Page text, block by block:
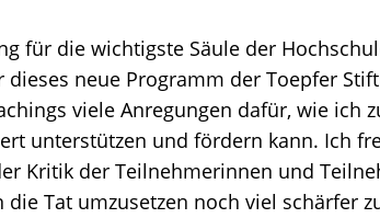
für die wichtigste Säule der
dieses neue Programm der Toepfer
viele Anregungen dafür, wie ich
unterstützen und fördern kann. Ich
Kritik der Teilnehmerinnen und
Tat umzusetzen noch viel schärfer